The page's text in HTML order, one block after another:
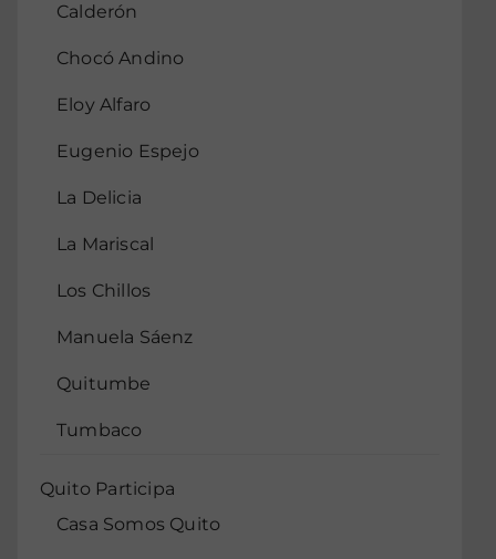
Calderón
Chocó Andino
Eloy Alfaro
Eugenio Espejo
La Delicia
La Mariscal
Los Chillos
Manuela Sáenz
Quitumbe
Tumbaco
Quito Participa
Casa Somos Quito